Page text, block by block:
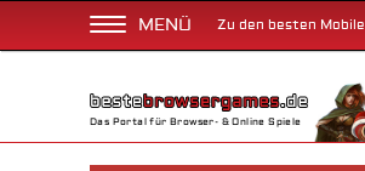
MENÜ Zu den besten
Das Portal für Browser- & Online Spiele